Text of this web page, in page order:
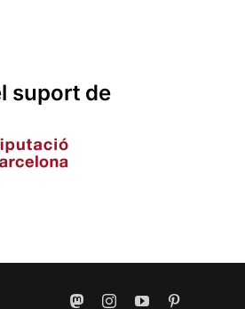
suport de
MastodonInstagram
YouTube